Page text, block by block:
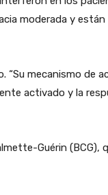
moderada y
mecanismo de
activado y la
Guérin (BCG),